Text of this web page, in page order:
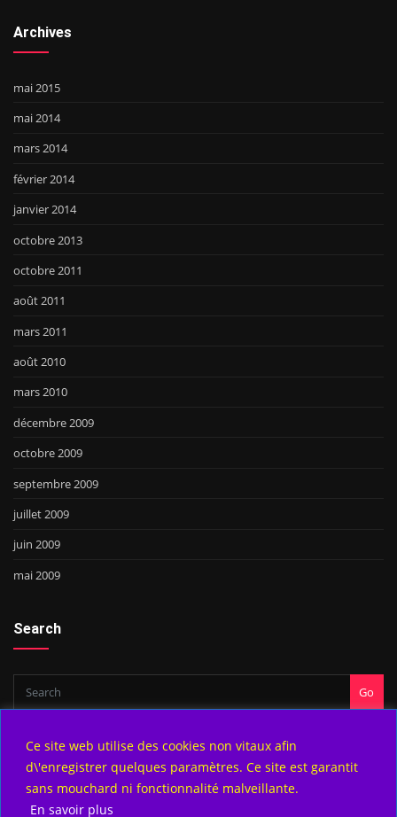
Ce site web utilise des cookies non vitaux afin
d\'enregistrer quelques paramètres. Ce site est garantit
sans mouchard ni fonctionnalité malveillante.
En savoir plus
Archives
mai 2015
mai 2014
mars 2014
février 2014
janvier 2014
octobre 2013
octobre 2011
août 2011
mars 2011
août 2010
mars 2010
décembre 2009
octobre 2009
septembre 2009
juillet 2009
juin 2009
mai 2009
Search
Go
Copyright © 2025 | Powered byWordPress|DesignTech theme by